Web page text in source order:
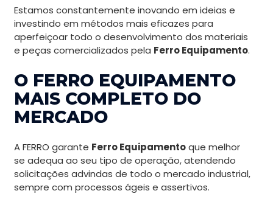
Estamos constantemente inovando em ideias e
investindo em métodos mais eficazes para
aperfeiçoar todo o desenvolvimento dos materiais
e peças comercializados pela Ferro Equipamento.
O FERRO EQUIPAMENTO
MAIS COMPLETO DO
MERCADO
A FERRO garante Ferro Equipamentoque melhor
se adequa ao seu tipo de operação, atendendo
solicitações advindas de todo o mercado industrial,
sempre com processos ágeis e assertivos.